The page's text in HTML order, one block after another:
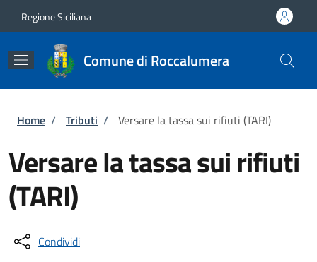
Regione Siciliana
Comune di Roccalumera
Briciole di pane
Home / Tributi / Versare la tassa sui rifiuti (TARI)
Versare la tassa sui rifiuti
(TARI)
Condividi